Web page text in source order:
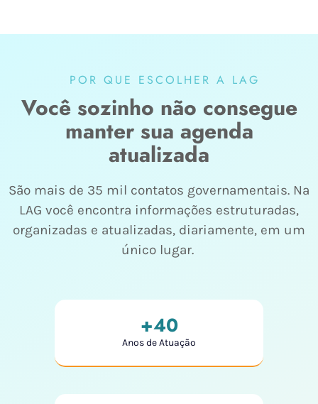
POR QUE ESCOLHER A LAG
Você sozinho não consegue
manter sua agenda
atualizada
São mais de 35 mil contatos governamentais. Na
LAG você encontra informações estruturadas,
organizadas e atualizadas, diariamente, em um
único lugar.
Anos de Atuação
+40